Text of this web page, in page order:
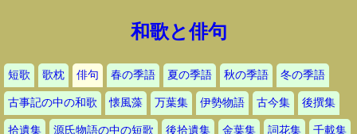
和歌と俳句
短歌 歌枕 俳句 春の季語 夏の季語 秋の季語 冬の季語
古事記の中の和歌 懐風藻 万葉集 伊勢物語 古今集 後撰集
拾遺集 源氏物語の中の短歌 後拾遺集 金葉集 詞花集 千載集